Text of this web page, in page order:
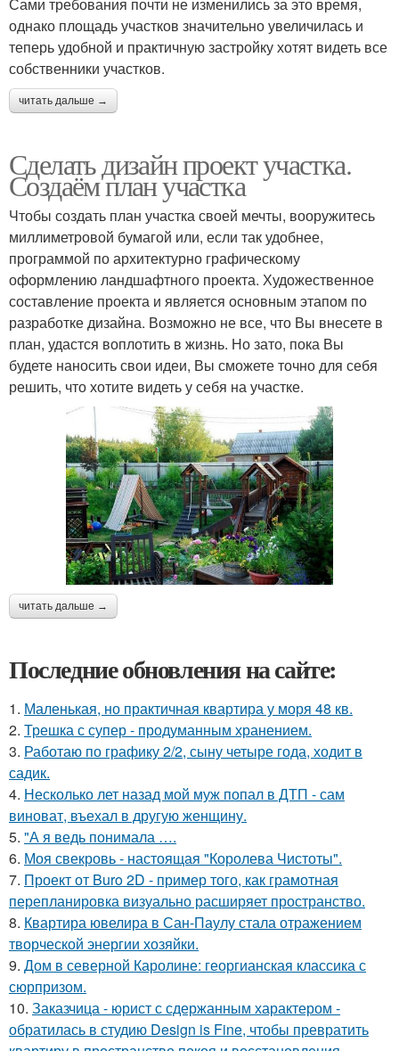
однако площадь участков значительно увеличилась и
теперь удобной и практичную застройку хотят видеть все
собственники участков.
читать дальше →
Сделать дизайн проект участка.
Создаём план участка
Чтобы создать план участка своей мечты, вооружитесь
миллиметровой бумагой или, если так удобнее,
программой по архитектурно графическому
оформлению ландшафтного проекта. Художественное
составление проекта и является основным этапом по
разработке дизайна. Возможно не все, что Вы внесете в
план, удастся воплотить в жизнь. Но зато, пока Вы
будете наносить свои идеи, Вы сможете точно для себя
решить, что хотите видеть у себя на участке.
читать дальше →
Последние обновления на сайте:
1. Маленькая, но практичная квартира у моря 48 кв.
2. Трешка с супер - продуманным хранением.
3. Работаю по графику 2/2, сыну четыре года, ходит в
садик.
4. Несколько лет назад мой муж попал в ДТП - сам
виноват, въехал в другую женщину.
5. "А я ведь понимала ….
6. Моя свекровь - настоящая "Королева Чистоты".
7. Проект от Buro 2D - пример того, как грамотная
перепланировка визуально расширяет пространство.
8. Квартира ювелира в Сан-Паулу стала отражением
творческой энергии хозяйки.
9. Дом в северной Каролине: георгианская классика с
сюрпризом.
10. Заказчица - юрист с сдержанным характером -
обратилась в студию Design is Fine, чтобы превратить